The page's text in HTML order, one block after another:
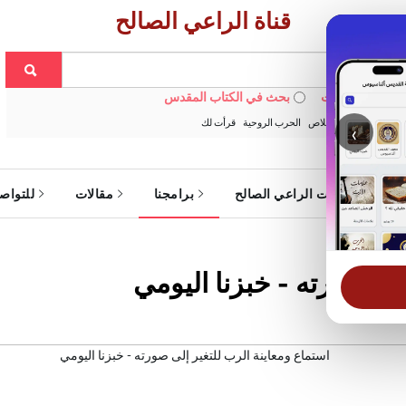
‹
قناة الراعي الصالح
في الويبسايت بحث في الكتاب المقدس
خبزنا اليومي الخلاص الحرب الروحية قرأت لك
خدمات الراعي الصالح برامجنا مقالات
صورته - خبزنا اليومي